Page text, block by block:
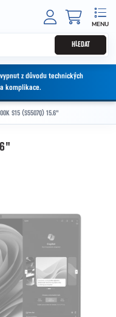
HLEDAT
z důvodu technických
komplikace.
S15 (S5507Q) 15.6"